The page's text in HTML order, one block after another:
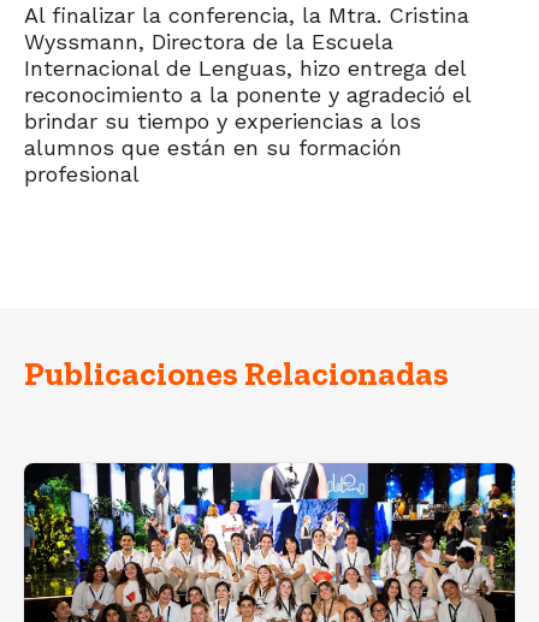
Al finalizar la conferencia, la Mtra. Cristina
Wyssmann, Directora de la Escuela
Internacional de Lenguas, hizo entrega del
reconocimiento a la ponente y agradeció el
brindar su tiempo y experiencias a los
alumnos que están en su formación
profesional
Publicaciones Relacionadas